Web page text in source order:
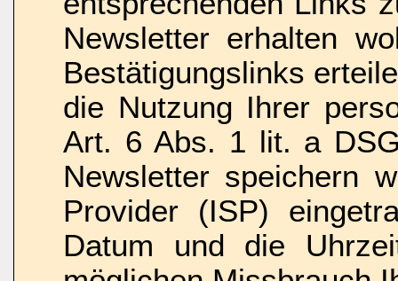
Newsletter erhalten
Bestätigungslinks
die Nutzung Ihrer
Art. 6 Abs. 1 lit. a
Newsletter speichern
Provider (ISP)
Datum und die